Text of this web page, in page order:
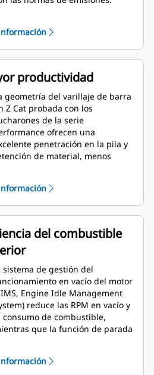
a nuestros motores.
motores cuentan con
electrónicos, de inyección
combustible y de gestión del
Cat.
procesos rigurosos de
de componentes, diseño
de la máquina dan
resultado una excelente
y tiempo de
productividad
geometría del varillaje de barra
Z Cat probada con los
de la serie
ofrecen una
penetración en la pila y
de material, menos
un bajo consumo de
y una capacidad de
máxima.
servotransmisión planetaria
de servicio pesado,
electrónicamente y
por Caterpillar, con
manual a primera marcha,
eficiencia, durabilidad y
de marcha suaves.
sistema de control de
optativo mejora la
de desplazamiento
la confianza y la
del combustible
sistema de gestión del
en vacío del motor
Engine Idle Management
reduce las RPM en vacío y
consumo de combustible,
que la función de parada